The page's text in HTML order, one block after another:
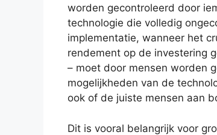
worden gecontroleerd door
technologie die volledig
implementatie, wanneer het
rendement op de investering
– moet door mensen worden
mogelijkheden van de
ook of de juiste mensen aan
Dit is vooral belangrijk voor